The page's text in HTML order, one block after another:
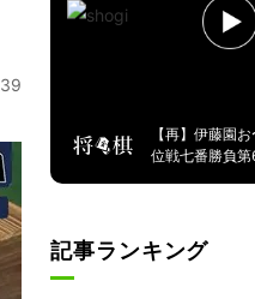
【再】伊藤園
位戦七番勝負第
記事ランキング